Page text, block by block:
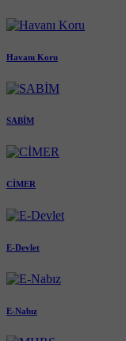
Havanı Koru
SABİM
CİMER
E-Devlet
E-Nabız